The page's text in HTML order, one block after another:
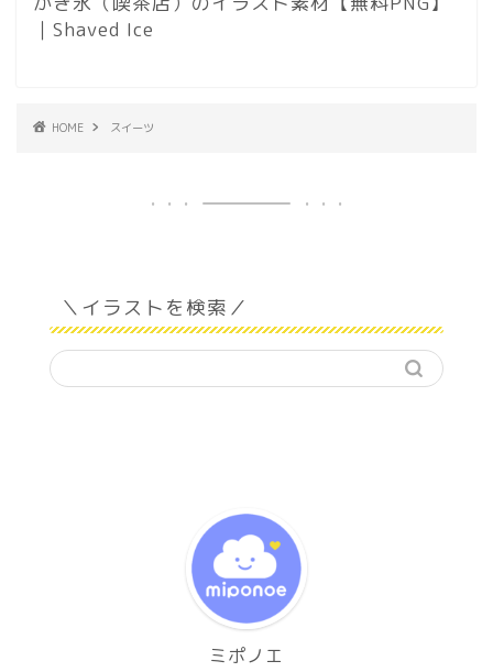
｜Shaved Ice
HOME スイーツ
＼イラストを検索／
ミポノエ